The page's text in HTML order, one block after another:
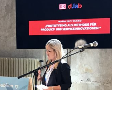
der
Deutschen
Bahn
#rp17